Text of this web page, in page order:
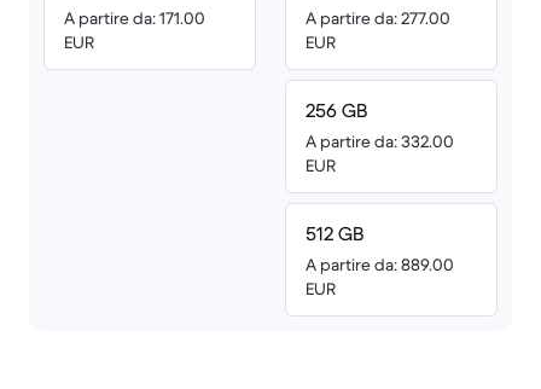
A partire da: 171.00
EUR
A partire da: 277.00
EUR
256 GB
A partire da: 332.00
EUR
512 GB
A partire da: 889.00
EUR